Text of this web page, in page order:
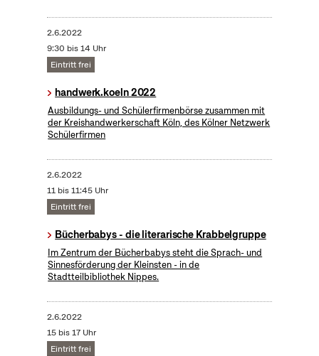
2.6.2022
9:30 bis 14 Uhr
Eintritt frei
handwerk.koeln 2022
Ausbildungs- und Schülerfirmenbörse zusammen mit
der Kreishandwerkerschaft Köln, des Kölner Netzwerk
Schülerfirmen
2.6.2022
11 bis 11:45 Uhr
Eintritt frei
Bücherbabys - die literarische Krabbelgruppe
Im Zentrum der Bücherbabys steht die Sprach- und
Sinnesförderung der Kleinsten - in de
Stadtteilbibliothek Nippes.
2.6.2022
15 bis 17 Uhr
Eintritt frei